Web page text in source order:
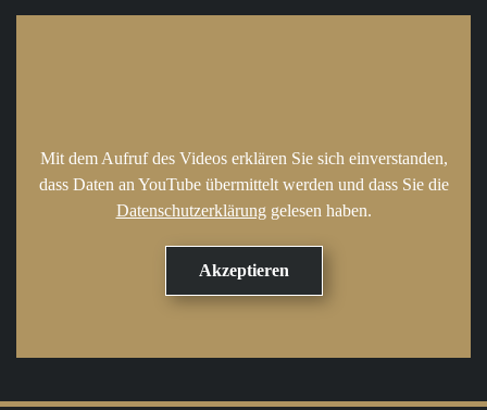
Mit dem Aufruf des Videos erklären Sie sich einverstanden,
dass Daten an YouTube übermittelt werden und dass Sie die
Datenschutzerklärung gelesen haben.